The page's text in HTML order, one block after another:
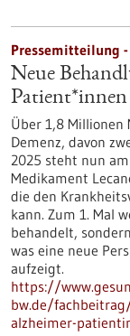
Pressemitteilung -
Neue
Patient*innen
Über 1,8 Millionen
Demenz, davon
2025 steht nun
Medikament
die den
kann. Zum 1. Mal
behandelt,
was eine neue
aufzeigt.
https://
bw.de/
alzheimer-